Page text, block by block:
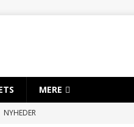
MERE
NYHEDER